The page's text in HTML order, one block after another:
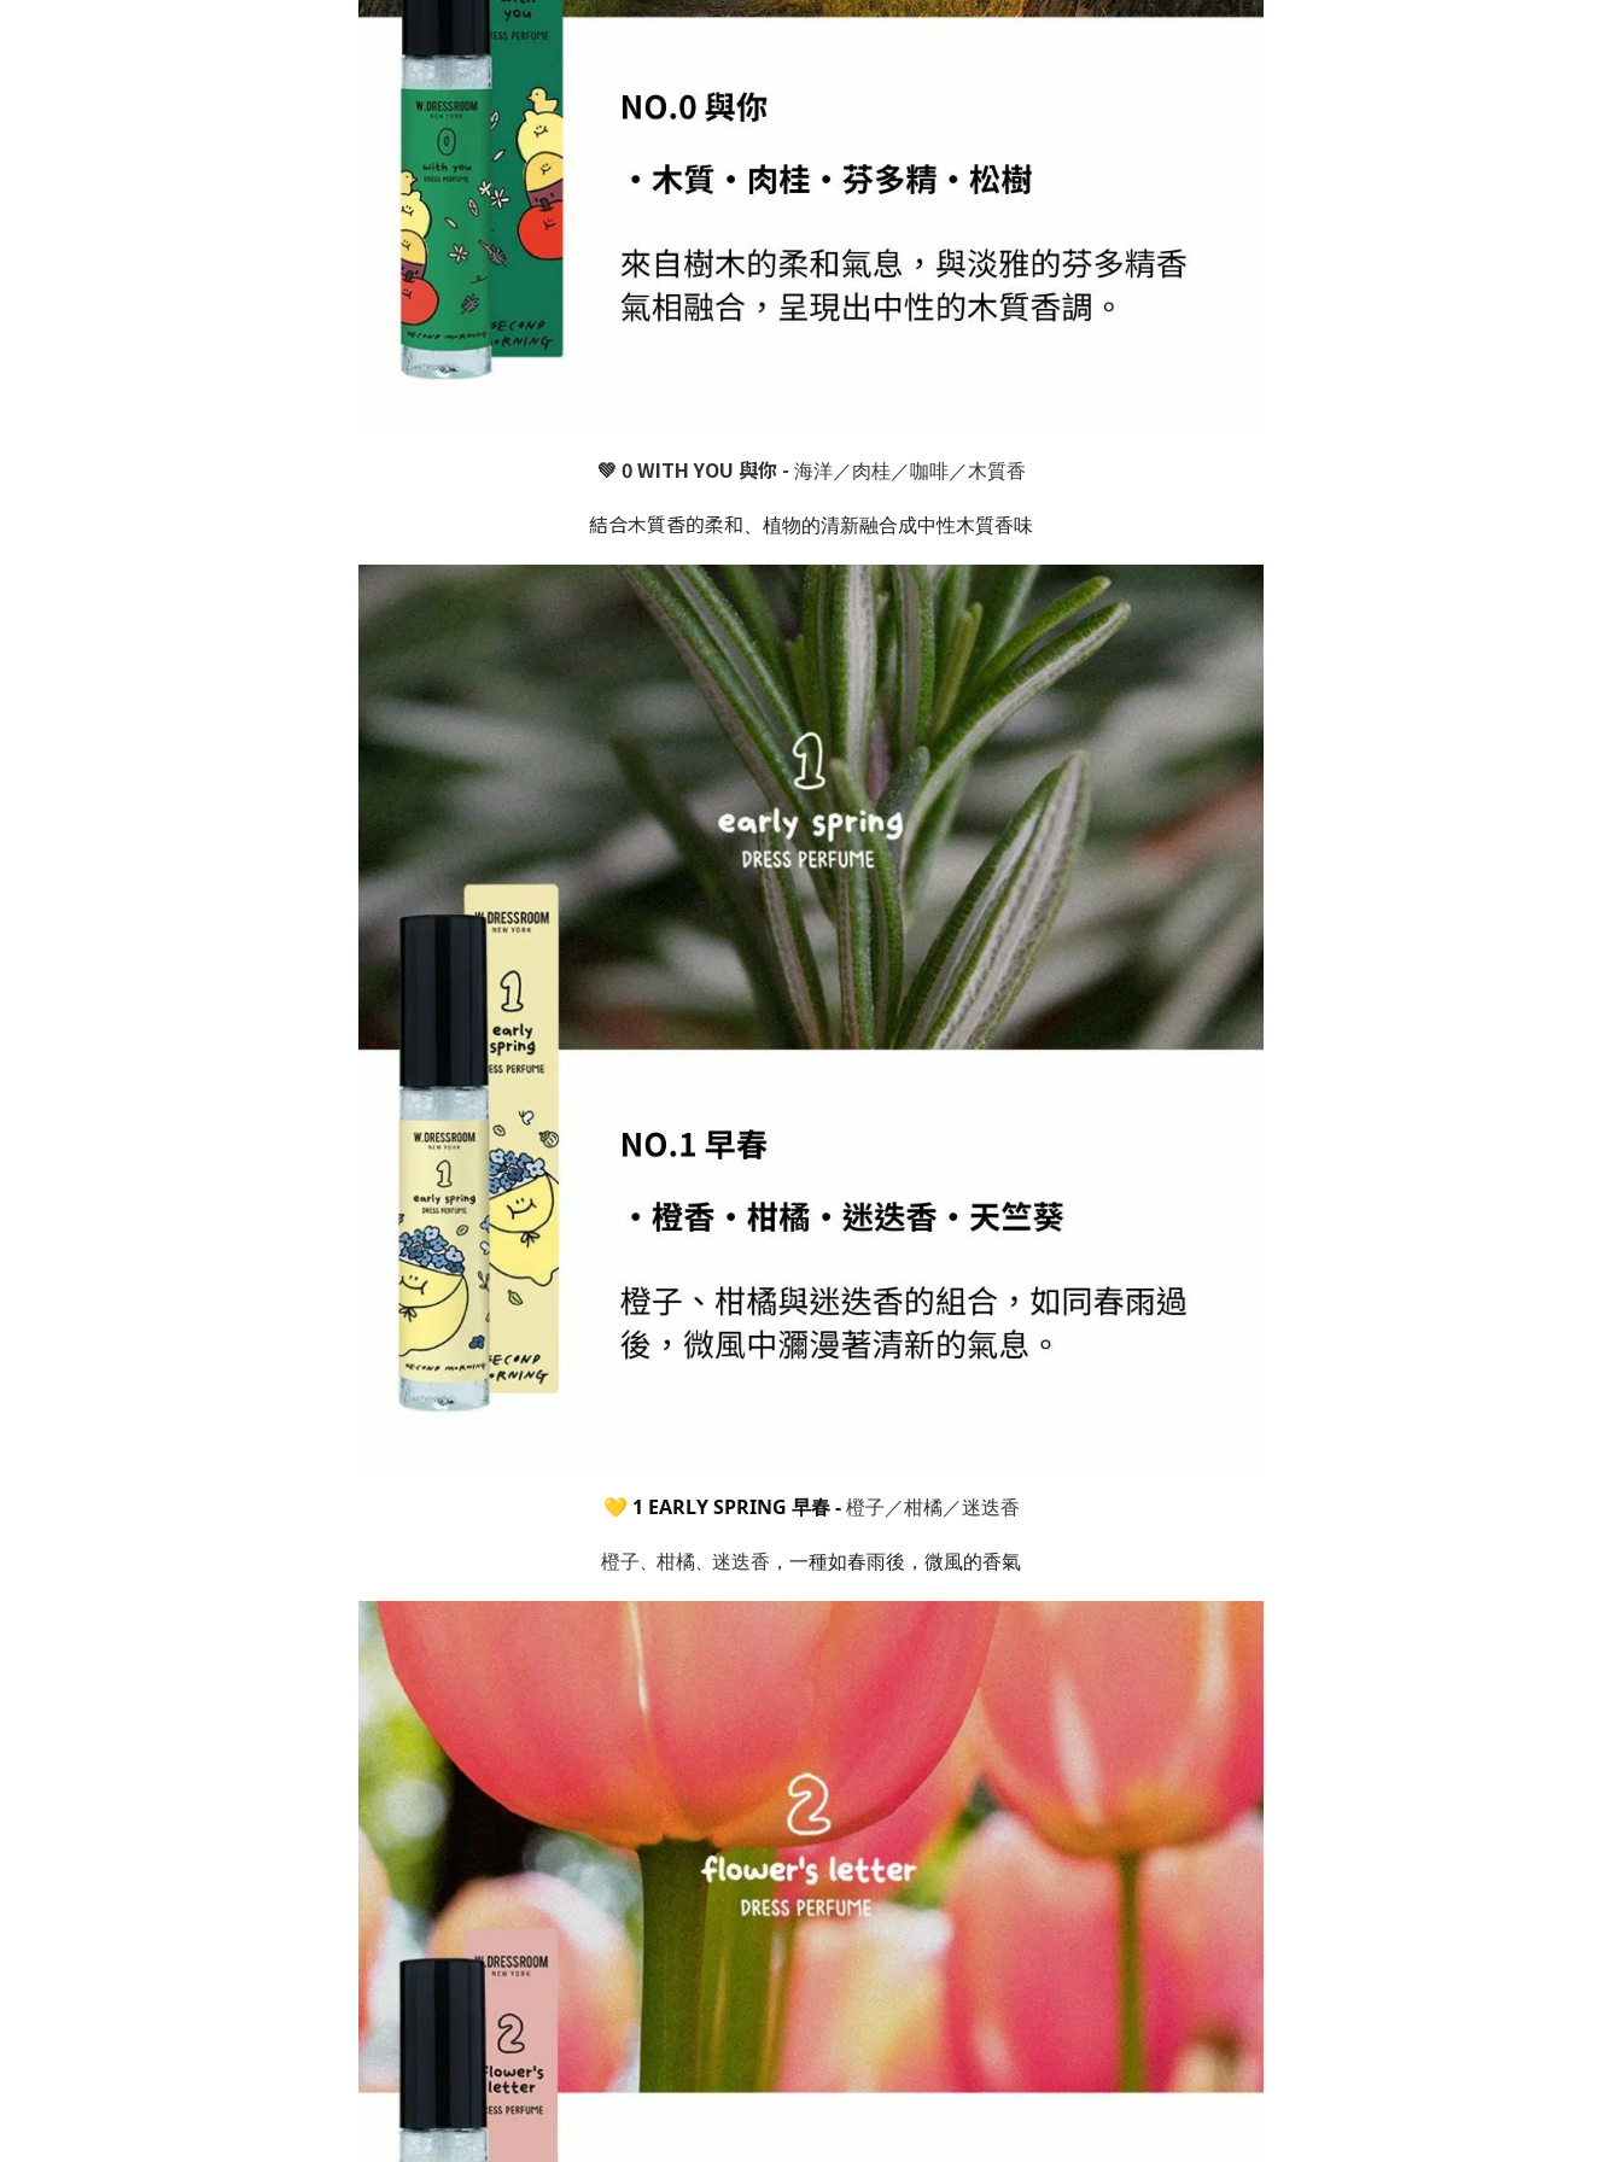
💚 0 WITH YOU 與你 - 海洋／肉桂／咖啡／木質香
結合木質香的柔和 、植物的清新融合成中性木質香味
💛 1 EARLY SPRING 早春 -橙子／柑橘／迷迭香
橙子
柑橘 迷迭香 ，一種如春雨後 ， 微風的香氣